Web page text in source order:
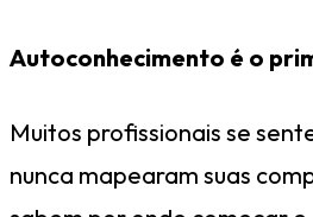
Autoconhecimento é o
Muitos profissionais se
nunca mapearam suas